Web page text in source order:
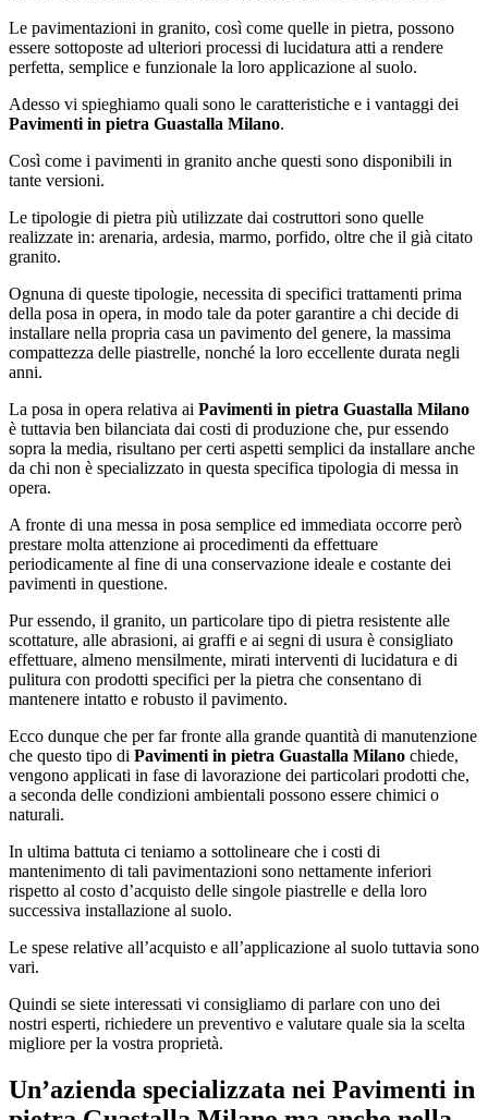
Le pavimentazioni in granito, così come quelle in pietra, possono
essere sottoposte ad ulteriori processi di lucidatura atti a rendere
perfetta, semplice e funzionale la loro applicazione al suolo.
Adesso vi spieghiamo quali sono le caratteristiche e i vantaggi dei
Pavimenti in pietra Guastalla Milano.
Così come i pavimenti in granito anche questi sono disponibili in
tante versioni.
Le tipologie di pietra più utilizzate dai costruttori sono quelle
realizzate in: arenaria, ardesia, marmo, porfido, oltre che il già citato
granito.
Ognuna di queste tipologie, necessita di specifici trattamenti prima
della posa in opera, in modo tale da poter garantire a chi decide di
installare nella propria casa un pavimento del genere, la massima
compattezza delle piastrelle, nonché la loro eccellente durata negli
anni.
La posa in opera relativa ai Pavimenti in pietra Guastalla Milano
è tuttavia ben bilanciata dai costi di produzione che, pur essendo
sopra la media, risultano per certi aspetti semplici da installare anche
da chi non è specializzato in questa specifica tipologia di messa in
opera.
A fronte di una messa in posa semplice ed immediata occorre però
prestare molta attenzione ai procedimenti da effettuare
periodicamente al fine di una conservazione ideale e costante dei
pavimenti in questione.
Pur essendo, il granito, un particolare tipo di pietra resistente alle
scottature, alle abrasioni, ai graffi e ai segni di usura è consigliato
effettuare, almeno mensilmente, mirati interventi di lucidatura e di
pulitura con prodotti specifici per la pietra che consentano di
mantenere intatto e robusto il pavimento.
Ecco dunque che per far fronte alla grande quantità di manutenzione
che questo tipo di Pavimenti in pietra Guastalla Milano chiede,
vengono applicati in fase di lavorazione dei particolari prodotti che,
a seconda delle condizioni ambientali possono essere chimici o
naturali.
In ultima battuta ci teniamo a sottolineare che i costi di
mantenimento di tali pavimentazioni sono nettamente inferiori
rispetto al costo d’acquisto delle singole piastrelle e della loro
successiva installazione al suolo.
Le spese relative all’acquisto e all’applicazione al suolo tuttavia sono
vari.
Quindi se siete interessati vi consigliamo di parlare con uno dei
nostri esperti, richiedere un preventivo e valutare quale sia la scelta
migliore per la vostra proprietà.
Un’azienda specializzata nei Pavimenti in